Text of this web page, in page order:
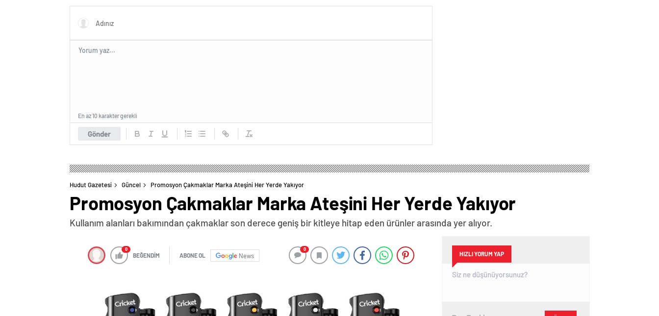
Gönder
En az 10 karakter gerekli
Hudut Gazetesi Güncel Promosyon Çakmaklar Marka Ateşini Her Yerde Yakıyor
Promosyon Çakmaklar Marka Ateşini Her Yerde Yakıyor
Kullanım alanları bakımından çakmaklar son derece geniş bir kitleye hitap eden ürünler arasında yer alıyor.
0
BEĞENDİM ABONE OL News
0
HIZLI YORUM YAP